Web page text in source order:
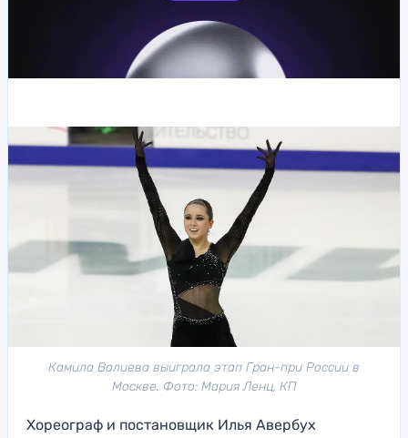
Камила Валиева выиграла этап Гран-при России в
Москве. Фото: Мария Ленц, КП
Хореограф и постановщик Илья Авербух